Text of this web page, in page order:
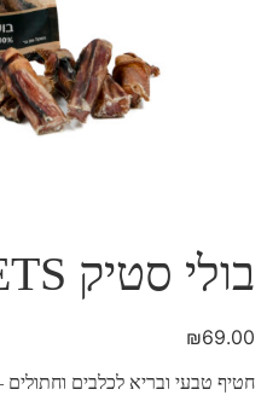
בולי סטיק BIETS
₪69.00
חטיף טבעי ובריא לכלבים וחתולים